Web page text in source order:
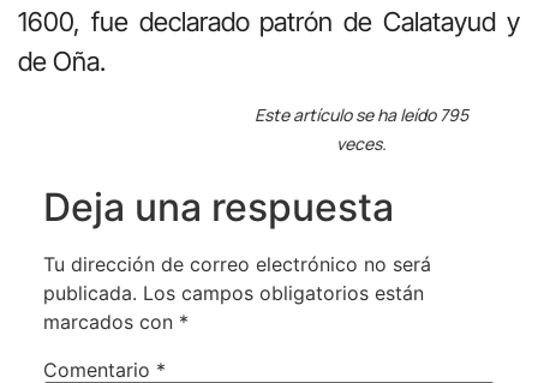
1600, fue declarado patrón de Calatayud y
de Oña.
Este artículo se ha leído 795
veces.
Deja una respuesta
Tu dirección de correo electrónico no será
publicada. Los campos obligatorios están
marcados con *
Comentario *